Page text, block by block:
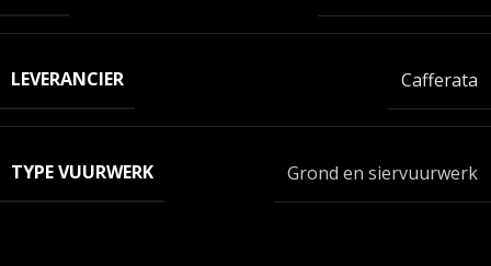
LEVERANCIER Cafferata
TYPE VUURWERK Grond en siervuurwerk